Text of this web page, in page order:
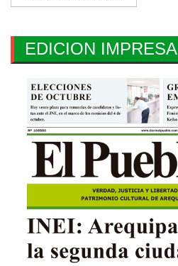
EDICION IMPRESA